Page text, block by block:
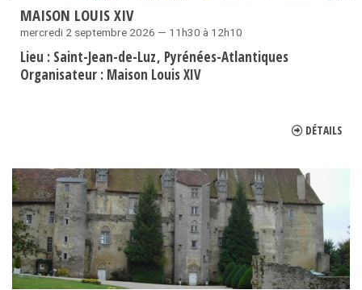
MAISON LOUIS XIV
mercredi 2 septembre 2026 — 11h30 à 12h10
Lieu : Saint-Jean-de-Luz Pyrénées-Atlantiques
Organisateur : Maison Louis XIV
DÉTAILS